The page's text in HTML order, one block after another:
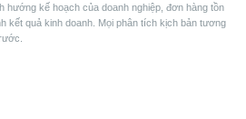
hướng kế hoạch của doanh nghiệp, đơn hàng tồn
kết quả kinh doanh. Mọi phân tích kịch bản tương